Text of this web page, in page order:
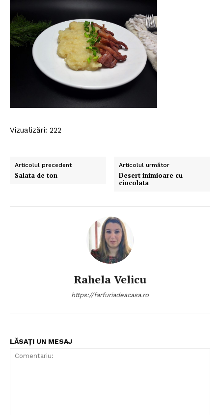
Vizualizări: 222
Articolul precedent
Salata de ton
Articolul următor
Desert inimioare cu
ciocolata
Rahela Velicu
https://farfuriadeacasa.ro
LĂSAȚI UN MESAJ